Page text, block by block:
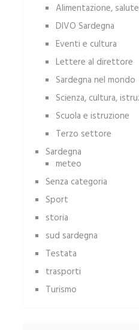
Alimentazione,
DIVO Sardegna
Eventi e cultura
Lettere al direttore
Sardegna nel mondo
Scienza, cultura,
Scuola e istruzione
Terzo settore
Sardegna
meteo
Senza categoria
Sport
storia
sud sardegna
Testata
trasporti
Turismo